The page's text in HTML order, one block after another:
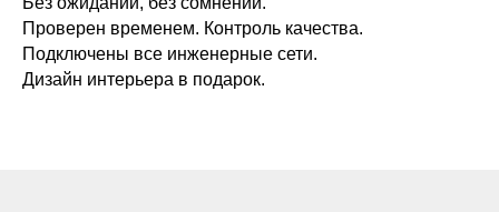
Проверен временем. Контроль качества.
Подключены все инженерные сети.
Дизайн интерьера в подарок.